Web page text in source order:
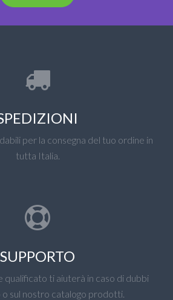
per la consegna del tuo ordine in
tutta Italia.
SUPPORTO
qualificato ti aiuterà in caso di dubbi
o sul nostro catalogo prodotti.